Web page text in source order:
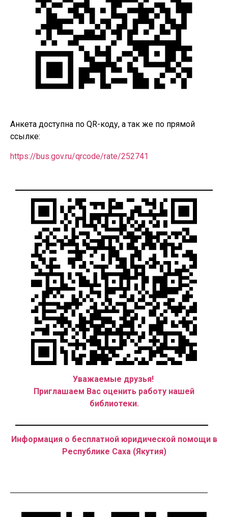
Анкета доступна по QR-коду, а так же по прямой
ссылке:
https://bus.gov.ru/qrcode/rate/252741
Уважаемые друзья!
Приглашаем Вас оценить работу нашей
библиотеки.
Информация о бесплатной юридической помощи в
Республике Саха (Якутия)